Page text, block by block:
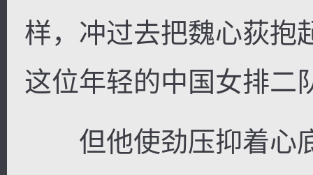
样，冲过去把魏心荻抱
这位年轻的中国女排二
但他使劲压抑着心